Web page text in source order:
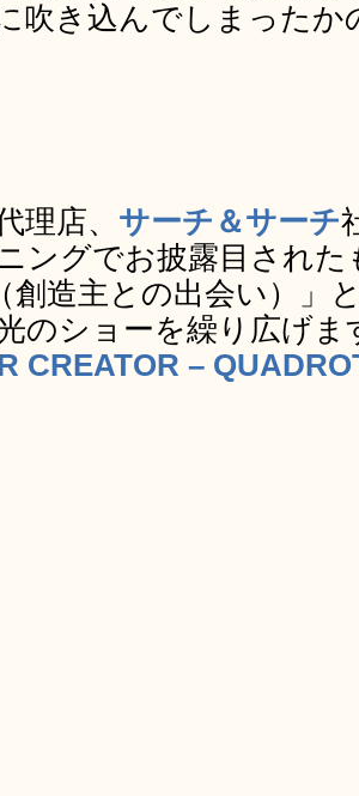
吹き込んでしまったか
理店、 サーチ＆サーチ
ングでお披露目され
創造主との出会い）」
のショーを繰り広げま
CREATOR –